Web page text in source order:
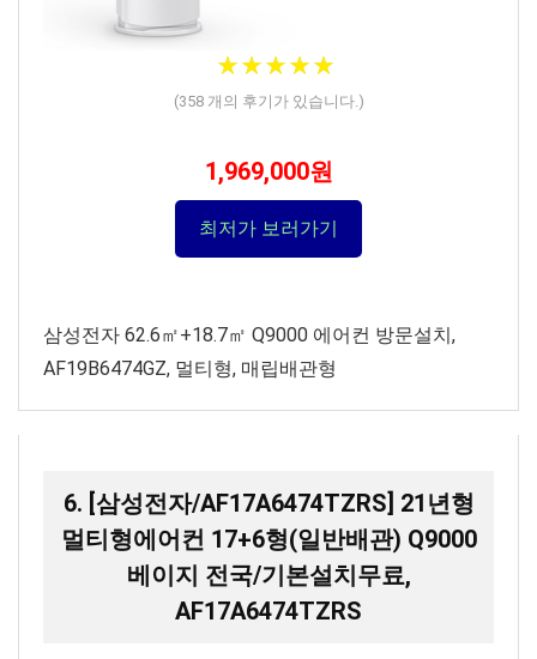
★★★★★
★★★★★
(358개의 후기가 있습니다.)
1,969,000원
최저가 보러가기
삼성전자 62.6㎡+18.7㎡ Q9000 에어컨 방문설치,
AF19B6474GZ, 멀티형, 매립배관형
6. [삼성전자/AF17A6474TZRS] 21년형
멀티형에어컨 17+6형(일반배관) Q9000
베이지 전국/기본설치무료,
AF17A6474TZRS